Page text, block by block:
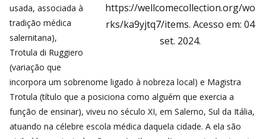
https://wellcomecollection.org/wo
rks/ka9yjtq7/items. Acesso em: 04
set. 2024.
usada, associada à
tradição médica
salernitana),
Trotula di Ruggiero
(variação que
incorpora um sobrenome ligado à nobreza local) e Magistra
Trotula (título que a posiciona como alguém que exercia a
função de ensinar), viveu no século XI, em Salerno, Sul da Itália,
atuando na célebre escola médica daquela cidade. A ela são